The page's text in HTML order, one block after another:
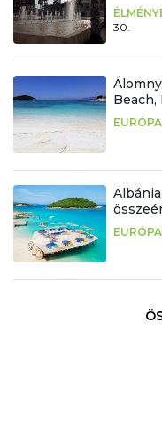
30.
Beach,
EURÓPA
EURÓPA